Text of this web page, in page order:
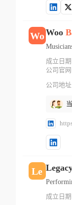
WoWoo
成立日期
公司官网
公司地址
Le
成立日期